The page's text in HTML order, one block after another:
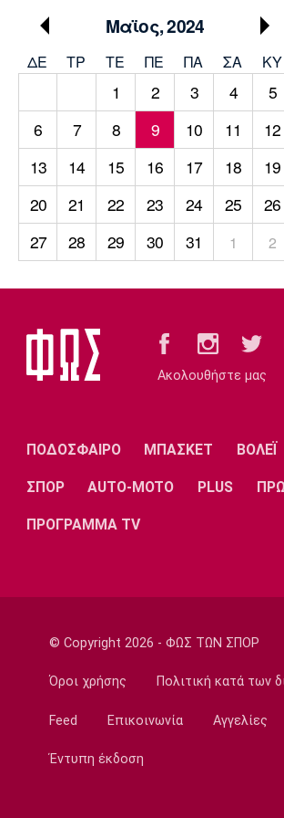
Running
Media
Παρασκήνιο
Ιωνικός Κηφισιά
Μπαρτσελόνα
Ρεάλ
Ίντερ
Ντόρτμουντ
Ζερμέν
Μαϊος, 2024
ΔΕ ΤΡ TΕ ΠΕ ΠΑ ΣΑ ΚΥ
1 2 3 4
5
6
7 8 9 10 11
12
13
14 15 16 17 18
19
20
21 22 23 24 25
26
27
28 29 30 31 1 2
Ακολουθήστε μας
ΠΟΔΟΣΦΑΙΡΟ ΜΠΑΣΚΕΤ ΒΟΛΕΪ
ΣΠΟΡ AUTO-MOTO PLUS
ΠΡΟΓΡΑΜΜΑ TV
© Copyright 2026 - ΦΩΣ ΤΩΝ ΣΠΟΡ
Όροι χρήσης Πολιτική κατά των
Feed Επικοινωνία Αγγελίες
Έντυπη έκδοση